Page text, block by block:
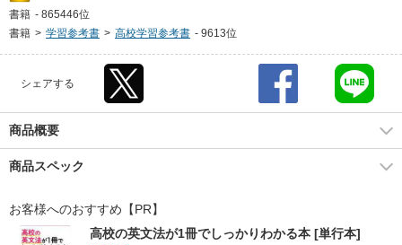
書籍 - 865446位
書籍 > 学習参考書 > 高校学習参考書 - 9613位
シェアする
商品概要
商品スペック
お客様へのおすすめ【PR】
高校の英文法が1冊でしっかりわかる本 [単行本]